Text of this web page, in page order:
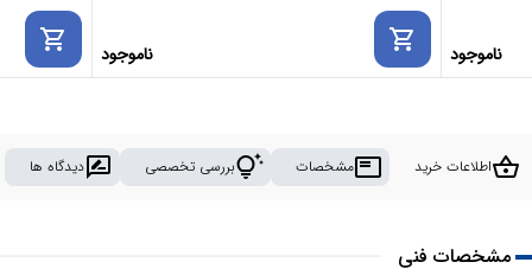
ناموجود ناموجود
shopping_cart
shopping_cart
shopping_basketاطلاعات خرید featured_play_listمشخصات tips_and_updatesبررسی تخصصی rate_reviewدیدگاه ها
مشخصات فنی